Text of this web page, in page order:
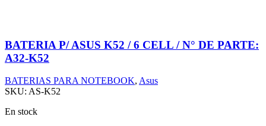
BATERIA P/ ASUS K52 / 6 CELL / N° DE PARTE:
A32-K52
BATERIAS PARA NOTEBOOK, Asus
SKU: AS-K52
En stock